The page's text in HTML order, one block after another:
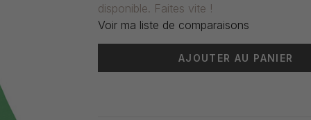
disponible. Faites vite !
Voir ma liste de comparaisons
AJOUTER AU PANIER